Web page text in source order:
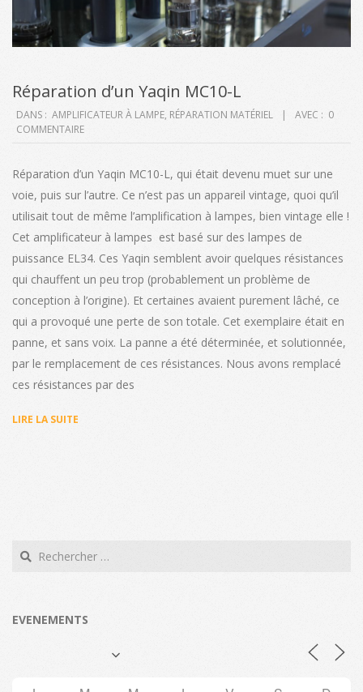
Réparation d’un Yaqin MC10-L
2018-
06-
DANS : AMPLIFICATEUR À LAMPE, RÉPARATION MATÉRIEL AVEC : 0
COMMENTAIRE
Réparation d’un Yaqin MC10-L, qui était devenu muet sur une
voie, puis sur l’autre. Ce n’est pas un appareil vintage, quoi qu’il
utilisait tout de même l’amplification à lampes, bien vintage elle !
Cet amplificateur à lampes est basé sur des lampes de
puissance EL34. Ces Yaqin semblent avoir quelques résistances
qui chauffent un peu trop (probablement un problème de
conception à l’origine). Et certaines avaient purement lâché, ce
qui a provoqué une perte de son totale. Cet exemplaire était en
panne, et sans voix. La panne a été déterminée, et solutionnée,
par le remplacement de ces résistances. Nous avons remplacé
ces résistances par des
LIRE LA SUITE
Search
EVENEMENTS